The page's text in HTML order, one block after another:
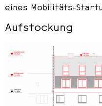
eines Mobilitäts-
Aufstockung